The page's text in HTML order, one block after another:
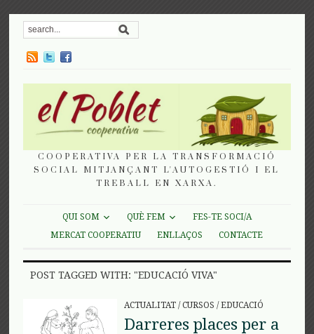
COOPERATIVA PER LA TRANSFORMACIÓ
SOCIAL MITJANÇANT L'AUTOGESTIÓ I EL
TREBALL EN XARXA.
QUI SOM QUÈ FEM
FES-TE SOCI/A
MERCAT COOPERATIU
ENLLAÇOS CONTACTE
POST TAGGED WITH: "EDUCACIÓ VIVA"
ACTUALITAT/CURSOS /EDUCACIÓ
Darreres places per a